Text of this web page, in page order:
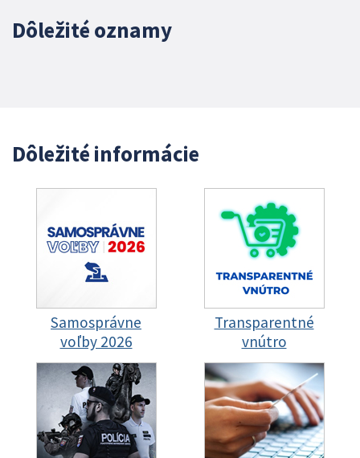
Dôležité oznamy
Dôležité informácie
Samosprávne
voľby 2026
Transparentné
vnútro